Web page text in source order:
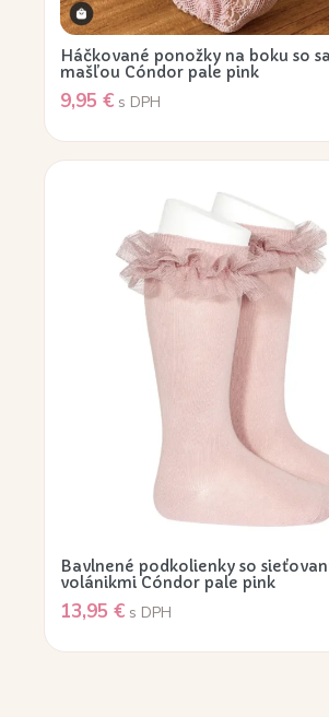
Háčkované ponožky na boku so
mašľou Cóndor pale pink
9,95 € s DPH
Bavlnené podkolienky so
volánikmi Cóndor pale pink
13,95 € s DPH